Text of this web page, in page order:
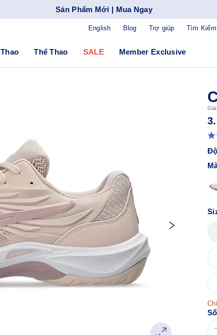
Sản Phẩm Mới | Mua Ngay
Blog Trợ giúp Tìm
English
Thể Thao SALE Member Exclusive